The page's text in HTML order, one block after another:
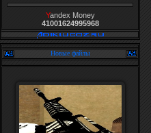
Yandex Money
41001624995968
Новые файлы